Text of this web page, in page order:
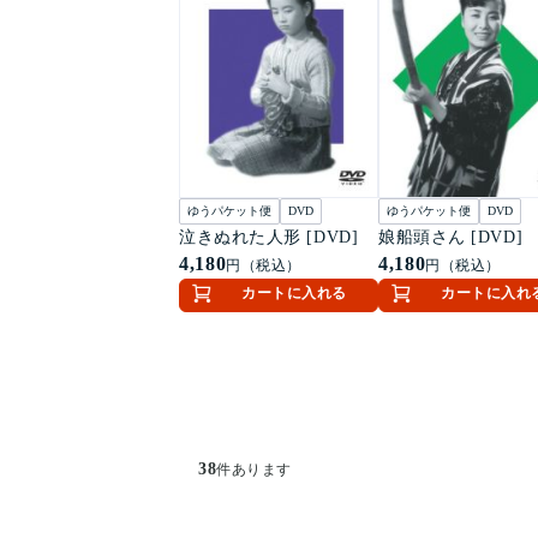
ゆうパケット便 DVD
泣きぬれた人形 [DVD]
4,180円（税込）
カートに入れる
ゆうパケット便 DVD
娘船頭さん [DVD]
4,180円（税込）
カートに入れ
38件あります